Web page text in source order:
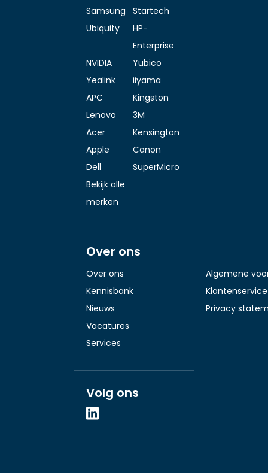
Samsung
Startech
Ubiquity
HP-
Enterprise
NVIDIA
Yubico
Yealink
iiyama
APC
Kingston
Lenovo
3M
Acer
Kensington
Apple
Canon
Dell
SuperMicro
Bekijk alle
merken
Over ons
Over ons
Kennisbank
Nieuws
Vacatures
Services
Algemene
Klantenservice
Privacy
Volg ons